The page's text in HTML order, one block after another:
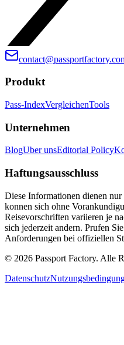
Produkt
Pass-IndexVergleichenTools
Unternehmen
BlogUber unsEditorial Policy
Haftungsausschluss
Diese Informationen dienen
konnen sich ohne
Reisevorschriften variieren je
sich jederzeit andern. Prufen
Anforderungen bei offiziellen
© 2026 Passport Factory. Alle
Datenschutz